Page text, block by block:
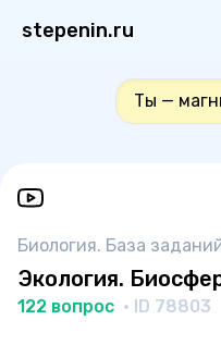
stepenin.ru
Ты —
Биология. База
Экология.
122 вопрос · ID 78803